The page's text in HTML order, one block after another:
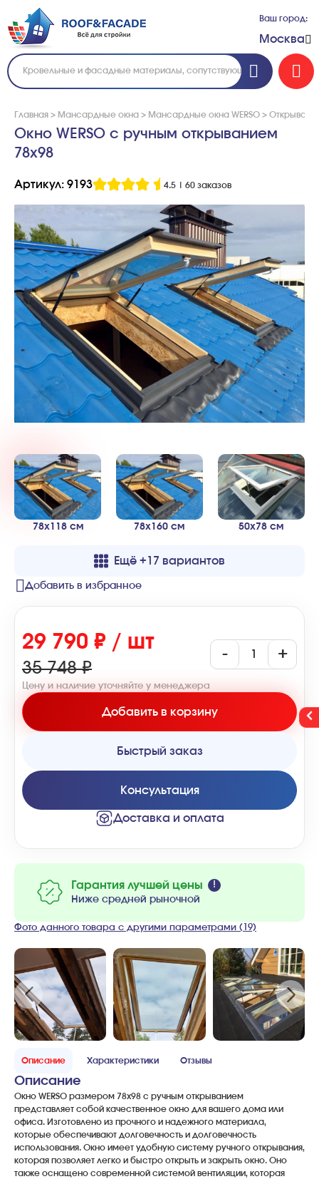
Ваш город:
Москва
Главная > Мансардные окна > Мансардные окна WERSO >
Окно WERSO с ручным открыванием
78x98
Артикул: 9193 4.5 60 заказов
78x118 см 78x160 см 50x78 см
Ещё +17 вариантов
Добавить в избранное
Гарантия лучшей цены
Ниже средней рыночной
29 790 ₽ / шт
35 748 ₽
- +
Цену и наличие уточняйте у менеджера
Добавить в корзину
Быстрый заказ
Консультация
Доставка и оплата
Фото данного товара с другими параметрами (19)
Описание Характеристики Отзывы
Описание
Окно WERSO размером 78x98 с ручным открыванием
представляет собой качественное окно для вашего дома или
офиса. Изготовлено из прочного и надежного материала,
которые обеспечивают долговечность и долговечность
использования. Окно имеет удобную систему ручного открывания,
которая позволяет легко и быстро открыть и закрыть окно. Оно
также оснащено современной системой вентиляции, которая